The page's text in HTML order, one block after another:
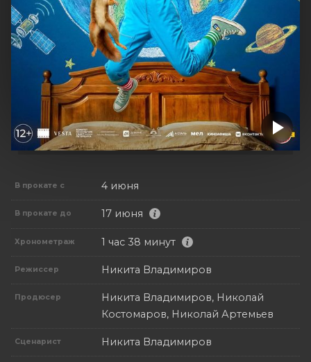
В прокате с 4 июня
В прокате до 17 июня
Хронометраж 1 час 38 минут
Режиссер Никита Владимиров
Продюсер
Никита Владимиров, Николай
Костомаров, Николай Артемьев
Сценарист Никита Владимиров